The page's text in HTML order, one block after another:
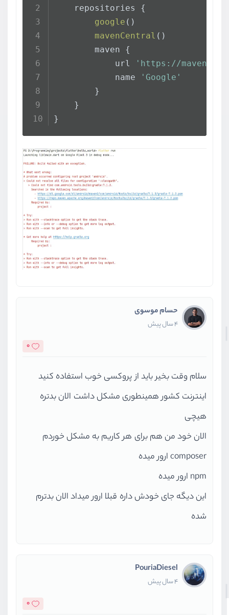
    repositories {
google ()
mavenCentral ()
        maven {
            url
'https://
            name
'Google'
        }
    }
}
حسام موسوی
4 سال پیش
0
سلام وقت بخیر باید از پروکسی خوب استفاده کنید
اینترنت کشور همینطوری مشکل داشت الان بدتره
هیچی
الان خود من هم برای هر کاریم به مشکل خوردم
composer ارور میده
npm ارور میده
این دیگه جای خودش داره قبلا ارور میداد الان بدترم
شده
PouriaDiesel
4 سال پیش
0